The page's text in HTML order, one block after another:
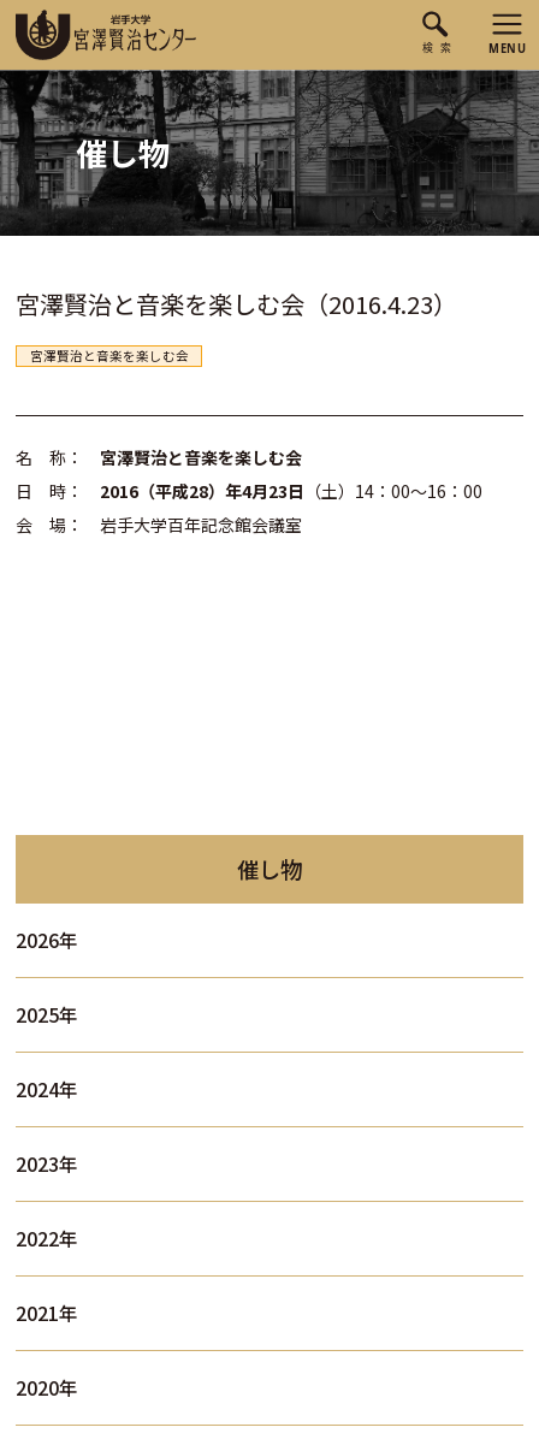
催し物
宮澤賢治と音楽を楽しむ会（2016.4.23）
宮澤賢治と音楽を楽しむ会
名 称： 宮澤賢治と音楽を楽しむ会
日 時： 2016（平成28）年4月23日 （土）14：00～16：00
会 場： 岩手大学百年記念館会議室
催し物
2026年
2025年
2024年
2023年
2022年
2021年
2020年